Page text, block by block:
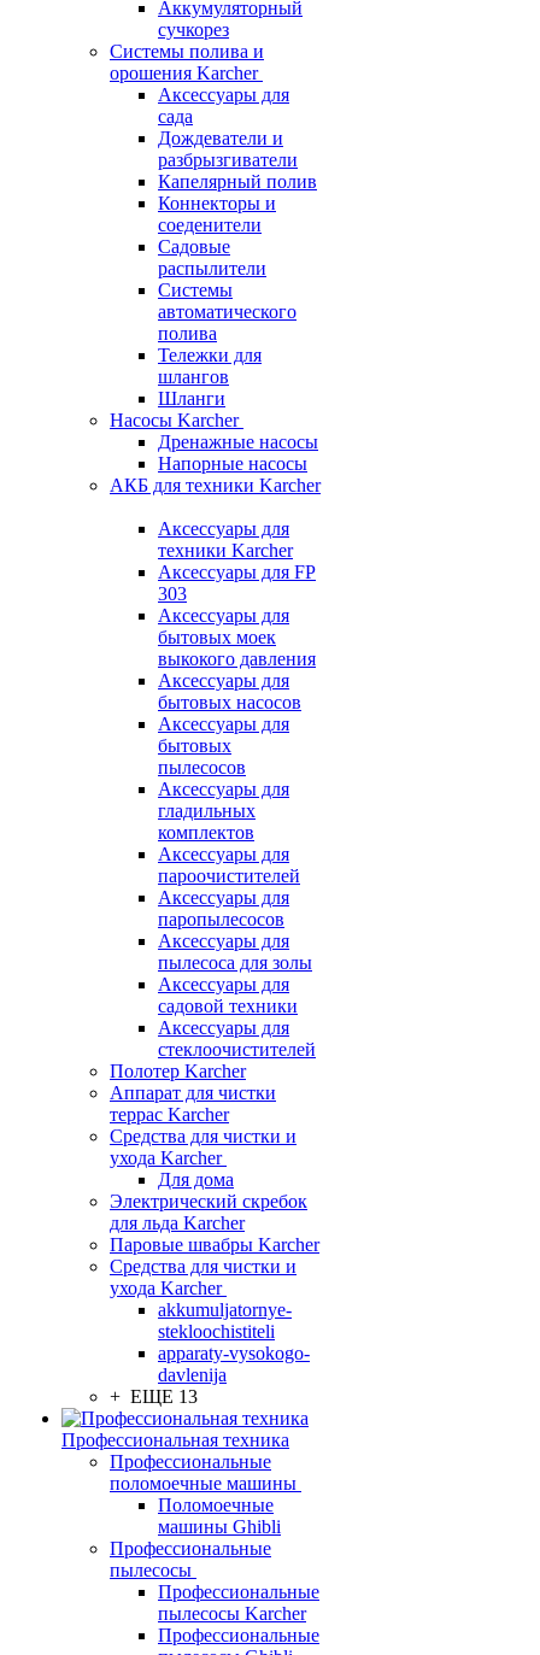
Аккумуляторный
сучкорез
Системы полива и
орошения Karcher
Аксессуары для
сада
Дождеватели и
разбрызгиватели
Капелярный полив
Коннекторы и
соеденители
Садовые
распылители
Системы
автоматического
полива
Тележки для
шлангов
Шланги
Насосы Karcher
Дренажные насосы
Напорные насосы
АКБ для техники Karcher
Аксессуары для
техники Karcher
Аксессуары для FP
303
Аксессуары для
бытовых моек
выкокого давления
Аксессуары для
бытовых насосов
Аксессуары для
бытовых
пылесосов
Аксессуары для
гладильных
комплектов
Аксессуары для
пароочистителей
Аксессуары для
паропылесосов
Аксессуары для
пылесоса для золы
Аксессуары для
садовой техники
Аксессуары для
стеклоочистителей
Полотер Karcher
Аппарат для чистки
террас Karcher
Средства для чистки и
ухода Karcher
Для дома
Электрический скребок
для льда Karcher
Паровые швабры Karcher
Средства для чистки и
ухода Karcher
akkumuljatornye-
stekloochistiteli
apparaty-vysokogo-
davlenija
+ ЕЩЕ 13
Профессиональная техника
Профессиональные
поломоечные машины
Поломоечные
машины Ghibli
Профессиональные
пылесосы
Профессиональные
пылесосы Karcher
Профессиональные